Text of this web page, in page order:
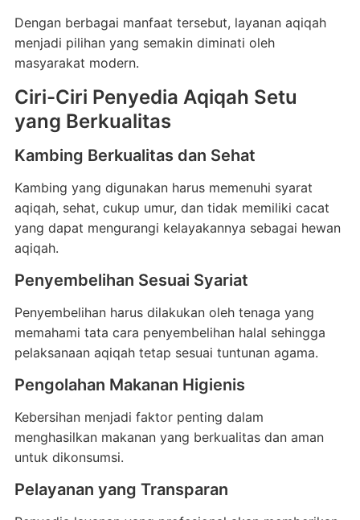
Dengan berbagai manfaat tersebut, layanan aqiqah
menjadi pilihan yang semakin diminati oleh
masyarakat modern.
Ciri-Ciri Penyedia Aqiqah Setu
yang Berkualitas
Kambing Berkualitas dan Sehat
Kambing yang digunakan harus memenuhi syarat
aqiqah, sehat, cukup umur, dan tidak memiliki cacat
yang dapat mengurangi kelayakannya sebagai hewan
aqiqah.
Penyembelihan Sesuai Syariat
Penyembelihan harus dilakukan oleh tenaga yang
memahami tata cara penyembelihan halal sehingga
pelaksanaan aqiqah tetap sesuai tuntunan agama.
Pengolahan Makanan Higienis
Kebersihan menjadi faktor penting dalam
menghasilkan makanan yang berkualitas dan aman
untuk dikonsumsi.
Pelayanan yang Transparan